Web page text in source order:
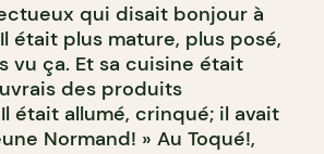
qui disait bonjour à
était plus mature, plus posé,
vu ça. Et sa cuisine était
des produits
était allumé, crinqué; il avait
Normand! » Au Toqué!,